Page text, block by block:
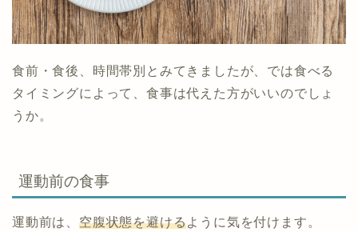
食前・食後、時間帯別とみてきましたが、では食べる
タイミングによって、食事は代えた方がいいのでしょ
うか。
運動前の食事
運動前は、 空腹状態を避けるように気を付けます。